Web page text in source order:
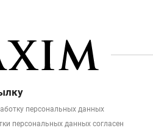
персональных данных
персональных данных согласен